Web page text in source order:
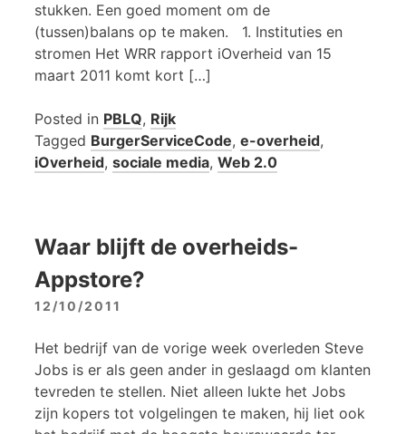
stukken. Een goed moment om de
(tussen)balans op te maken. 1. Instituties en
stromen Het WRR rapport iOverheid van 15
maart 2011 komt kort […]
Posted in PBLQ, Rijk
Tagged BurgerServiceCode, e-overheid,
iOverheid, sociale media, Web 2.0
Waar blijft de overheids-
Appstore?
12/10/2011
Het bedrijf van de vorige week overleden Steve
Jobs is er als geen ander in geslaagd om klanten
tevreden te stellen. Niet alleen lukte het Jobs
zijn kopers tot volgelingen te maken, hij liet ook